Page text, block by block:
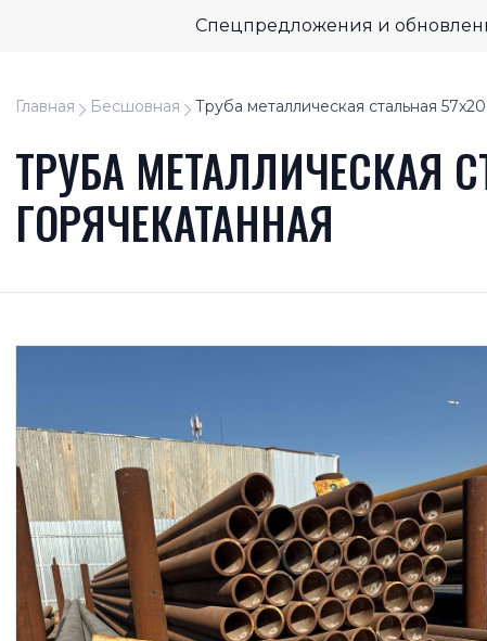
Спецпредложения и
Главная Бесшовная Труба металлическая стальная
ТРУБА МЕТАЛЛИЧЕСКАЯ
ГОРЯЧЕКАТАННАЯ